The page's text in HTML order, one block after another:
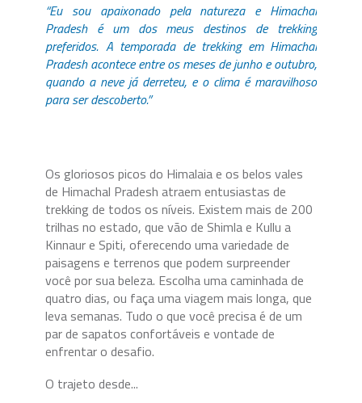
“Eu sou apaixonado pela natureza e Himachal
Pradesh é um dos meus destinos de trekking
preferidos. A temporada de trekking em Himachal
Pradesh acontece entre os meses de junho e outubro,
quando a neve já derreteu, e o clima é maravilhoso
para ser descoberto.”
Os gloriosos picos do Himalaia e os belos vales
de Himachal Pradesh atraem entusiastas de
trekking de todos os níveis. Existem mais de 200
trilhas no estado, que vão de Shimla e Kullu a
Kinnaur e Spiti, oferecendo uma variedade de
paisagens e terrenos que podem surpreender
você por sua beleza. Escolha uma caminhada de
quatro dias, ou faça uma viagem mais longa, que
leva semanas. Tudo o que você precisa é de um
par de sapatos confortáveis e vontade de
enfrentar o desafio.
O trajeto desde...